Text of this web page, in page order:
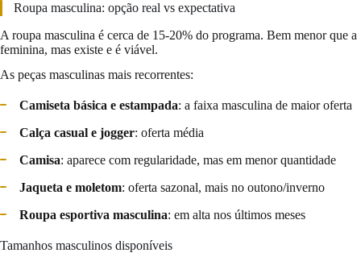
Roupa masculina: opção real vs expectativa
A roupa masculina é cerca de 15-20% do programa. Bem menor que a
feminina, mas existe e é viável.
As peças masculinas mais recorrentes:
Camiseta básica e estampada: a faixa masculina de maior oferta
Calça casual e jogger: oferta média
Camisa: aparece com regularidade, mas em menor quantidade
Jaqueta e moletom: oferta sazonal, mais no outono/inverno
Roupa esportiva masculina: em alta nos últimos meses
Tamanhos masculinos disponíveis